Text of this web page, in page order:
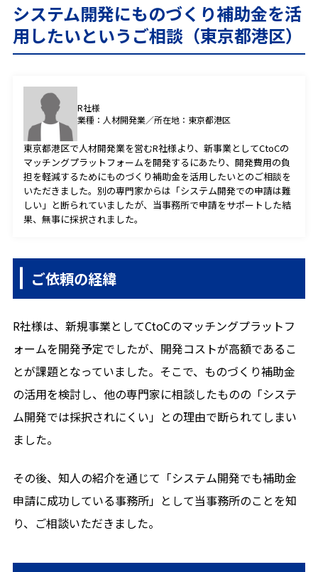
システム開発にものづくり補助金を活
用したいというご相談（東京都港区）
R社様
業種：人材開発業／所在地：東京都港区
東京都港区で人材開発業を営むR社様より、新事業としてCtoCの
マッチングプラットフォームを開発するにあたり、開発費用の負
担を軽減するためにものづくり補助金を活用したいとのご相談を
いただきました。別の専門家からは「システム開発での申請は難
しい」と断られていましたが、当事務所で申請をサポートした結
果、無事に採択されました。
ご依頼の経緯
R社様は、新規事業としてCtoCのマッチングプラットフ
ォームを開発予定でしたが、開発コストが高額であるこ
とが課題となっていました。そこで、ものづくり補助金
の活用を検討し、他の専門家に相談したものの「システ
ム開発では採択されにくい」との理由で断られてしまい
ました。
その後、知人の紹介を通じて「システム開発でも補助金
申請に成功している事務所」として当事務所のことを知
り、ご相談いただきました。
プライバシーポリシー
CONTACT
お問合せ
ご質問やご相談がございましたら、お気軽にお問合せく
ださい。
専門スタッフが丁寧に対応いたします。
0120-088-173
メールから相談する